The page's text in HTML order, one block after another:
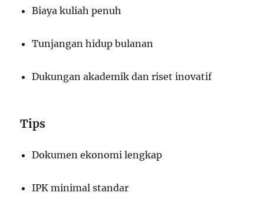
Biaya kuliah penuh
Tunjangan hidup bulanan
Dukungan akademik dan riset inovatif
Tips
Dokumen ekonomi lengkap
IPK minimal standar